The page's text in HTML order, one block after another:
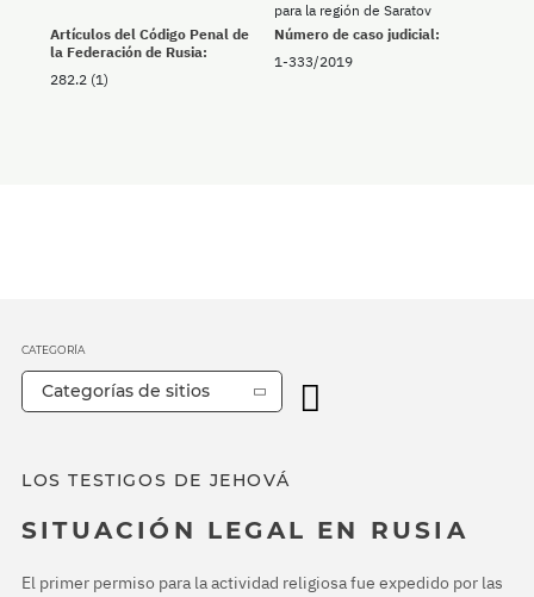
para la región de Saratov
Artículos del Código Penal de
la Federación de Rusia:
282.2 (1)
Número de caso judicial:
1-333/2019
LOS TESTIGOS DE JEHOVÁ
SITUACIÓN LEGAL EN RUSIA
El primer permiso para la actividad religiosa fue expedido por las
CATEGORÍA
Categorías de sitios